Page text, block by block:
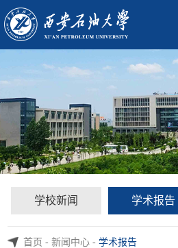
学校新闻 学术报告
首页-新闻中心-学术报告